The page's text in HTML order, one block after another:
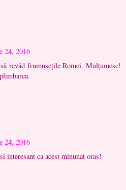
24, 2016
revăd frumusețile Romei. Mulțumesc!
24, 2016
interesant ca acest minunat oras!